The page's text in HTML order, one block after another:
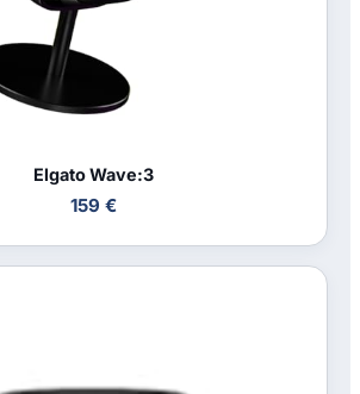
Elgato Wave:3
159 €